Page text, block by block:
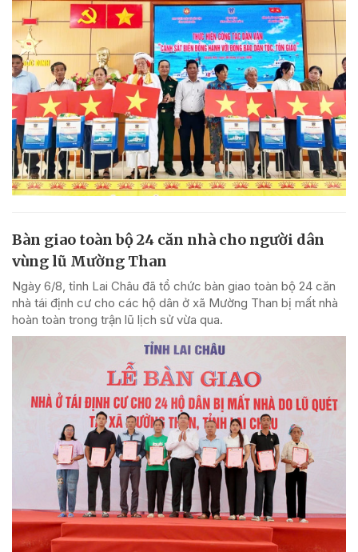
Bàn giao toàn bộ 24 căn nhà cho người dân
vùng lũ Mường Than
Ngày 6/8, tỉnh Lai Châu đã tổ chức bàn giao toàn bộ 24 căn
nhà tái định cư cho các hộ dân ở xã Mường Than bị mất nhà
hoàn toàn trong trận lũ lịch sử vừa qua.